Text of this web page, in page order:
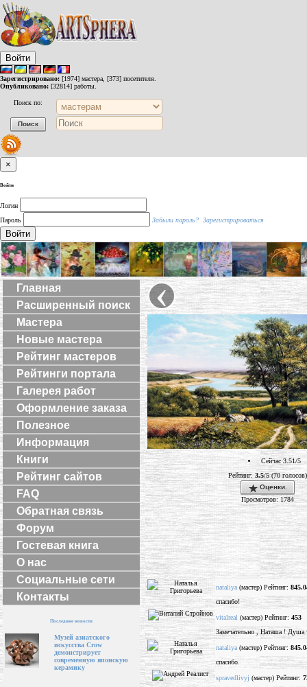
Войти
Зарегистрировано: [1974] мастера, [373] посетителя.
Опубликовано: [32814] работы.
Поиск по:
×
Войти
Логин
Пароль
Забыли пароль? Зарегистрироваться
Войти
Главная
Расширенный поиск
Мастера
Новые мастера
Рейтинг мастеров
Рейтинги портала
Галерея работ
Оформление заказа
Полезное
Информация
Книги
Рейтинг сайтов
FAQ
Обратная связь
Форум
Гостевая книга
О нас
Социальные сети
Контакты
Последние новости
Музей азиатского
искусства Crow
демонстрирует
современную японскую
керамику
‹
Сейчас 3.51/5
Рейтинг: 3.5/5 (70 голосов)
Оценки.
Просмотров: 1784
nataliya (мастер) Рейтинг:
спасибо!
vitalreal (мастер) Рейтинг: 453
Замечательно , Наташа ! Душа
nataliya (мастер) Рейтинг:
спасибо.
spravedlivyj (мастер) Рейтинг: